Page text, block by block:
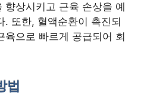
향상시키고 근육 손상을 예
. 또한, 혈액순환이 촉진되
육으로 빠르게 공급되어 회
법